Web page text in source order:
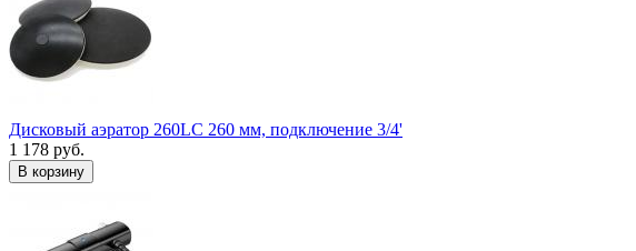
Дисковый аэратор 260LC 260 мм, подключение 3/4'
1 178 руб.
В корзину